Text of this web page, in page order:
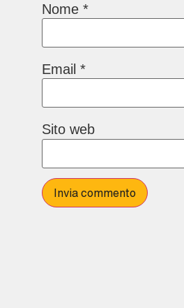
Nome *
Email *
Sito web